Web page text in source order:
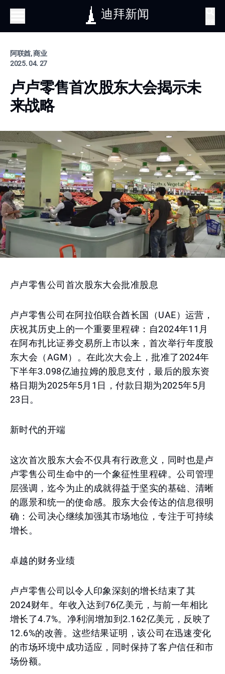
迪拜新闻
阿联酋, 商业
2025. 04. 27
卢卢零售首次股东大会揭示未
来战略
卢卢零售公司首次股东大会批准股息
卢卢零售公司在阿拉伯联合酋长国（UAE）运营，
庆祝其历史上的一个重要里程碑：自2024年11月
在阿布扎比证券交易所上市以来，首次举行年度股
东大会（AGM）。在此次大会上，批准了2024年
下半年3.098亿迪拉姆的股息支付，最后的股东资
格日期为2025年5月1日，付款日期为2025年5月
23日。
新时代的开端
这次首次股东大会不仅具有行政意义，同时也是卢
卢零售公司生命中的一个象征性里程碑。公司管理
层强调，迄今为止的成就得益于坚实的基础、清晰
的愿景和统一的使命感。股东大会传达的信息很明
确：公司决心继续加强其市场地位，专注于可持续
增长。
卓越的财务业绩
卢卢零售公司以令人印象深刻的增长结束了其
2024财年。年收入达到76亿美元，与前一年相比
增长了4.7%。净利润增加到2.162亿美元，反映了
12.6%的改善。这些结果证明，该公司在迅速变化
的市场环境中成功适应，同时保持了客户信任和市
场份额。